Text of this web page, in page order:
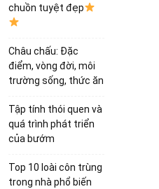
chuồn tuyệt đẹp
Châu chấu: Đặc
điểm, vòng đời, môi
trường sống, thức ăn
Tập tính thói quen và
quá trình phát triển
của bướm
Top 10 loài côn trùng
trong nhà phổ biến